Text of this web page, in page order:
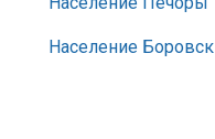
Население Боровск